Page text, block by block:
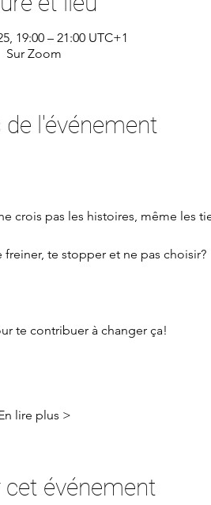
19:00 – 21:00 UTC+1
Sur Zoom
l'événement
crois pas les histoires, même les
te stopper et ne pas choisir?
te contribuer à changer ça!
lire plus >
cet événement